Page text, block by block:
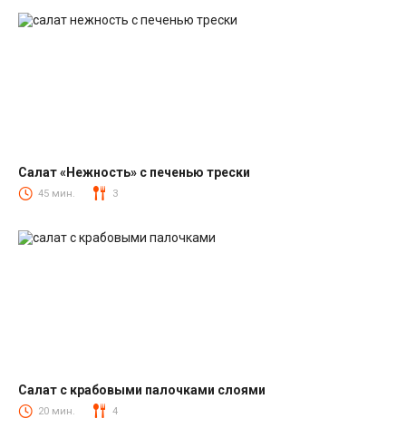
Салаты из печени трески
Салат «Нежность» с печенью трески
45 мин. 3
Салаты с крабовыми палочками
Салат с крабовыми палочками слоями
20 мин. 4